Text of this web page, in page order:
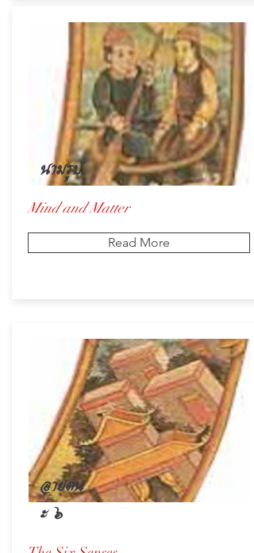
Mind and Matter
Read More
นามรูป
อายตน
ะ ๖